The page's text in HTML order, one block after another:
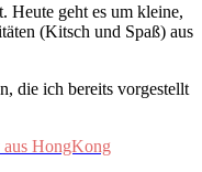
Heute geht es um kleine,
(Kitsch und Spaß) aus
die ich bereits vorgestellt
HongKong